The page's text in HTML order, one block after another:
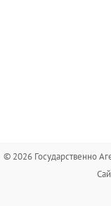
© 2026 Государственно